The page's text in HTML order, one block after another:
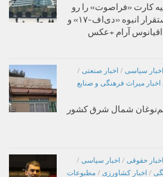
کارت «فراصوت» را رو
کرد/ وحشت در پنتاگون؛ استقرار انبوه «دی‌اف‑۱۷» و
اقیانوس آرام +عکس
اخبار سیاسی / اخبار صنعتی /
اخبار میراث فرهنگی و صنایع
تخم‌نوغان شمال شرق کشور
اخبار حقوقی / اخبار سیاسی /
/ اخبار کشاورزی / مطبوعات